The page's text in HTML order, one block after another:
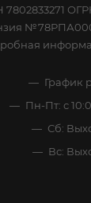
График
Пн-Пт: с
Сб:
Вс: